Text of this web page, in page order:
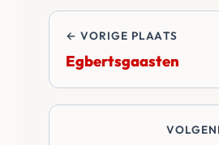
← VORIGE PLAATS
Egbertsgaasten